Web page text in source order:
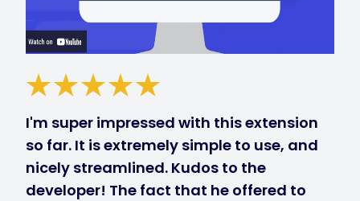
I'm super impressed with this extension
so far. It is extremely simple to use, and
nicely streamlined. Kudos to the
developer! The fact that he offered to